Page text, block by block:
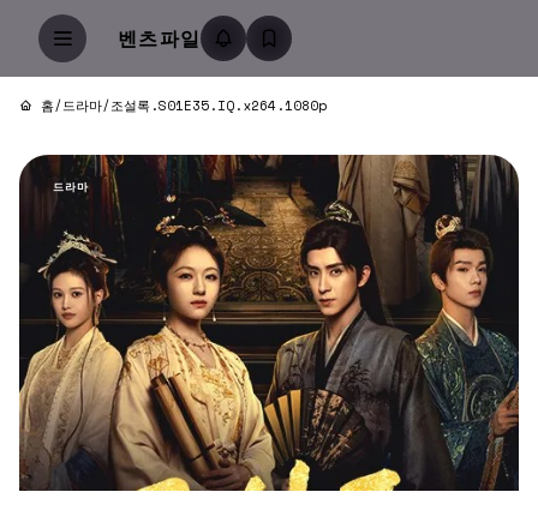
벤츠파일
홈/드라마/조설록.S01E35.IQ.x264.1080p
드라마